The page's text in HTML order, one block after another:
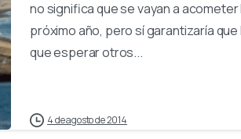
no significa que se vayan a acometer
próximo año, pero sí garantizaría que
que esperar otros...
4 de agosto de 2014